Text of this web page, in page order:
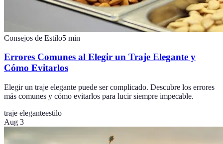
Consejos de Estilo5 min
Errores Comunes al Elegir un Traje Elegante y
Cómo Evitarlos
Elegir un traje elegante puede ser complicado. Descubre los errores
más comunes y cómo evitarlos para lucir siempre impecable.
traje eleganteestilo
Aug 3